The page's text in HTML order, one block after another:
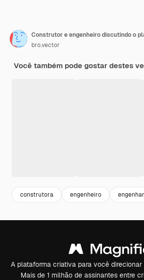
bro.vector
Você também pode gostar destes
construtora engenheiro
A plataforma criativa para você
Mais de 1 milhão de assinantes entre